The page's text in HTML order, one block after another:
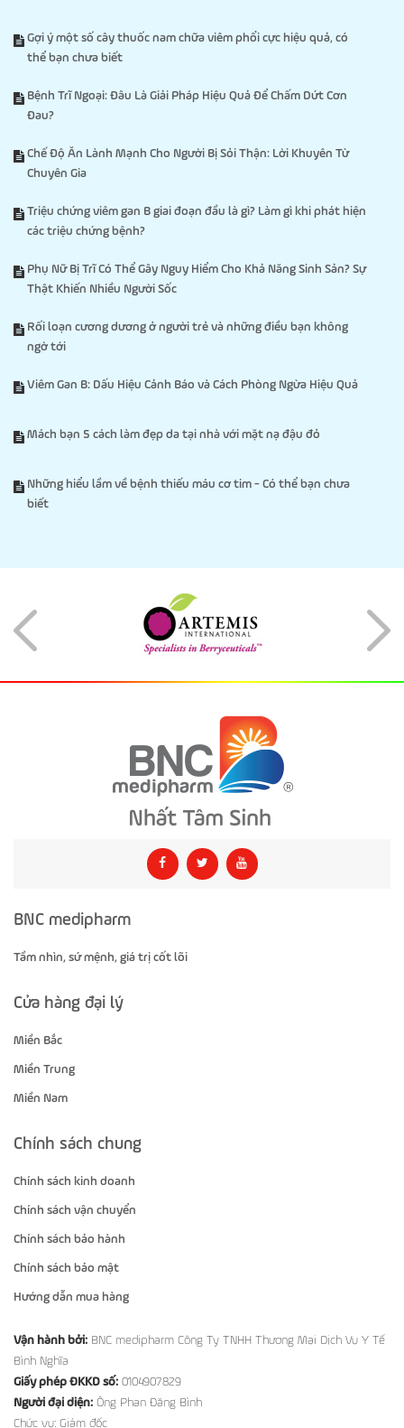
Gợi ý một số cây thuốc nam chữa viêm phổi cực hiệu quả, có
thể bạn chưa biết
Bệnh Trĩ Ngoại: Đâu Là Giải Pháp Hiệu Quả Để Chấm Dứt Cơn
Đau?
Chế Độ Ăn Lành Mạnh Cho Người Bị Sỏi Thận: Lời Khuyên Từ
Chuyên Gia
Triệu chứng viêm gan B giai đoạn đầu là gì? Làm gì khi phát hiện
các triệu chứng bệnh?
Phụ Nữ Bị Trĩ Có Thể Gây Nguy Hiểm Cho Khả Năng Sinh Sản? Sự
Thật Khiến Nhiều Người Sốc
Rối loạn cương dương ở người trẻ và những điều bạn không
ngờ tới
Viêm Gan B: Dấu Hiệu Cảnh Báo và Cách Phòng Ngừa Hiệu Quả
Mách bạn 5 cách làm đẹp da tại nhà với mặt nạ đậu đỏ
Những hiểu lầm về bệnh thiếu máu cơ tim - Có thể bạn chưa
biết
BNC medipharm
Tầm nhìn, sứ mệnh, giá trị cốt lõi
Cửa hàng đại lý
Miền Bắc
Miền Trung
Miền Nam
Chính sách chung
Chính sách kinh doanh
Chính sách vận chuyển
Chính sách bảo hành
Chính sách bảo mật
Hướng dẫn mua hàng
Vận hành bởi: BNC medipharm Công Ty TNHH Thương Mại Dịch Vụ Y Tế
Bình Nghĩa
Giấy phép ĐKKD số: 0104907829
Người đại diện: Ông Phan Đăng Bình
Chức vụ: Giám đốc